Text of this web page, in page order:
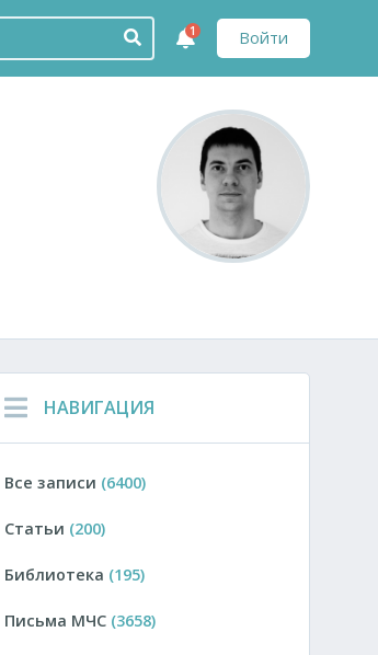
Войти
1
НАВИГАЦИЯ
Все записи (6400)
Статьи (200)
Библиотека (195)
Письма МЧС (3658)